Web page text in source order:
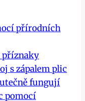
přírodních
příznaky
s zápalem plic
fungují
pomocí